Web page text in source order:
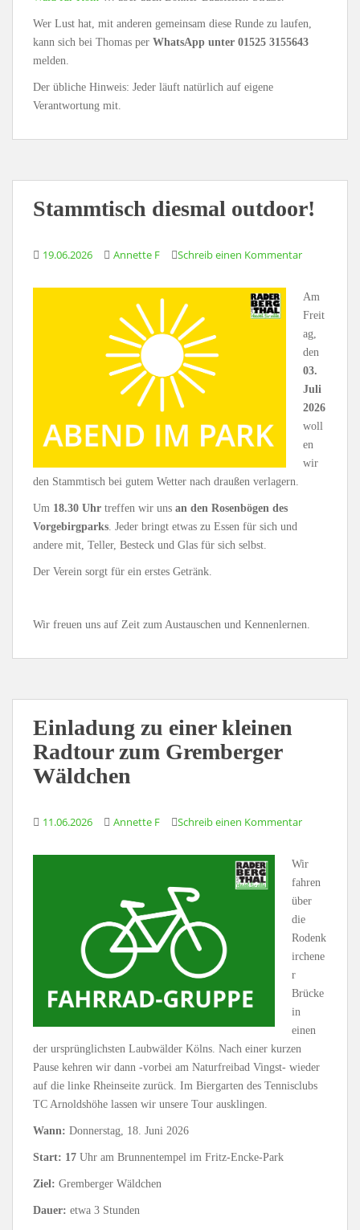
Wer Lust hat, mit anderen gemeinsam diese Runde zu laufen,
kann sich bei Thomas per WhatsApp unter 01525 3155643
melden.
Der übliche Hinweis: Jeder läuft natürlich auf eigene
Verantwortung mit.
Stammtisch diesmal outdoor!
19.06.2026 Annette F Schreib einen Kommentar
Am
Freit
ag,
den
03.
Juli
2026
woll
en
wir
den Stammtisch bei gutem Wetter nach draußen verlagern.
Um 18.30 Uhr treffen wir uns an den Rosenbögen des
Vorgebirgparks. Jeder bringt etwas zu Essen für sich und
andere mit, Teller, Besteck und Glas für sich selbst.
Der Verein sorgt für ein erstes Getränk.
Wir freuen uns auf Zeit zum Austauschen und Kennenlernen.
Einladung zu einer kleinen
Radtour zum Gremberger
Wäldchen
11.06.2026 Annette F Schreib einen Kommentar
Wir
fahren
über
die
Rodenk
irchene
r
Brücke
in
einen
der ursprünglichsten Laubwälder Kölns. Nach einer kurzen
Pause kehren wir dann -vorbei am Naturfreibad Vingst- wieder
auf die linke Rheinseite zurück. Im Biergarten des Tennisclubs
TC Arnoldshöhe lassen wir unsere Tour ausklingen.
Wann: Donnerstag, 18. Juni 2026
Start: 17 Uhr am Brunnentempel im Fritz-Encke-Park
Ziel: Gremberger Wäldchen
Dauer: etwa 3 Stunden